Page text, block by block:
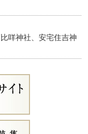
咩神社、安宅住吉神